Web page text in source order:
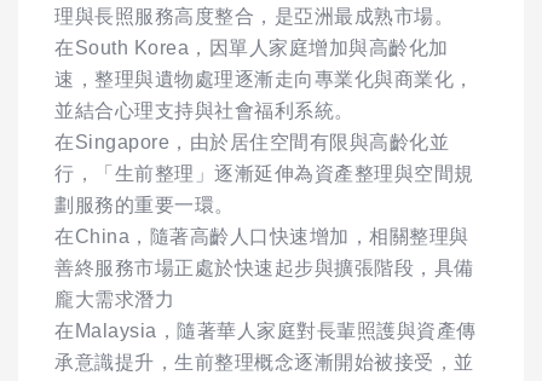
理與長照服務高度整合，是亞洲最成熟市場。
在South Korea，因單人家庭增加與高齡化加
速，整理與遺物處理逐漸走向專業化與商業化，
並結合心理支持與社會福利系統。
在Singapore，由於居住空間有限與高齡化並
行，「生前整理」逐漸延伸為資產整理與空間規
劃服務的重要一環。
在China，隨著高齡人口快速增加，相關整理與
善終服務市場正處於快速起步與擴張階段，具備
龐大需求潛力
在Malaysia，隨著華人家庭對長輩照護與資產傳
承意識提升，生前整理概念逐漸開始被接受，並